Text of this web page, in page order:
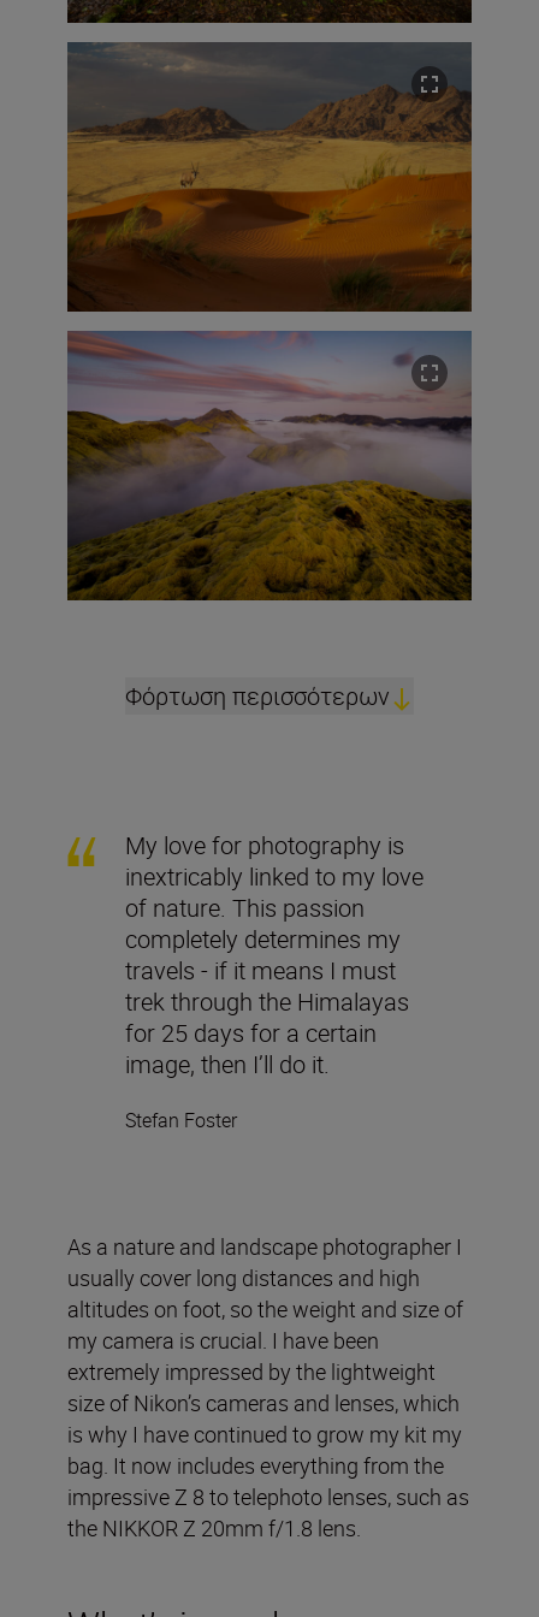
Φόρτωση περισσότερων
My love for photography is
inextricably linked to my love
of nature. This passion
completely determines my
travels - if it means I must
trek through the Himalayas
for 25 days for a certain
image, then I’ll do it.
Stefan Foster
As a nature and landscape photographer I
usually cover long distances and high
altitudes on foot, so the weight and size of
my camera is crucial. I have been
extremely impressed by the lightweight
size of Nikon’s cameras and lenses, which
is why I have continued to grow my kit my
bag. It now includes everything from the
impressive Z 8 to telephoto lenses, such as
the NIKKOR Z 20mm f/1.8 lens.